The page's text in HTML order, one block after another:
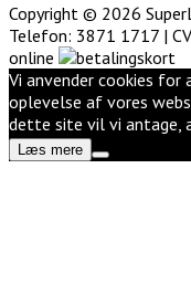
Copyright © 2026
Telefon: 3871 1717 |
online
Vi anvender cookies for
oplevelse af vores
dette site vil vi antage,
Læs mere